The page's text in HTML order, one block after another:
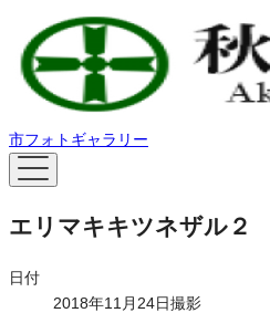
市フォトギャラリー
エリマキキツネザル２
日付
2018年11月24日撮影